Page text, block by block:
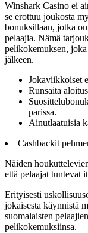
Winshark Casino ei
se erottuu joukosta
bonuksillaan, jotka
pelaajia. Nämä
pelikokemuksen, joka
jälkeen.
Jokaviikkoiset
Runsaita
parissa.
Ainutlaatuisia
Cashbackit
Näiden
että pelaajat tuntevat
Erityisesti
jokaisesta käynnistä
suomalaisten
pelikokemuksiinsa.